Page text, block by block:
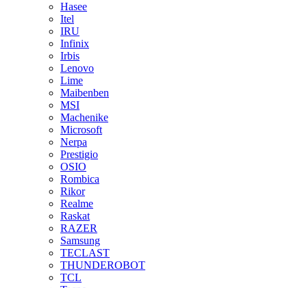
Hasee
Itel
IRU
Infinix
Irbis
Lenovo
Lime
Maibenben
MSI
Machenike
Microsoft
Nerpa
Prestigio
OSIO
Rombica
Rikor
Realme
Raskat
RAZER
Samsung
TECLAST
THUNDEROBOT
TCL